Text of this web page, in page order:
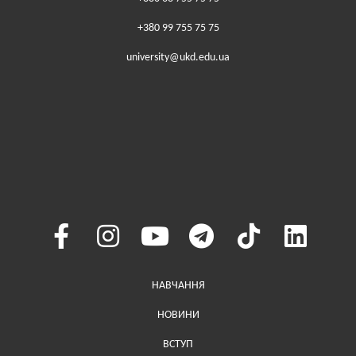
+380 99 755 75 75
university@ukd.edu.ua
Меню у хедері
НАВЧАННЯ
НОВИНИ
ВСТУП